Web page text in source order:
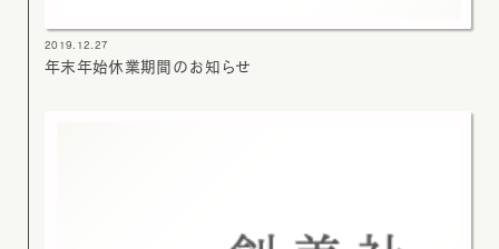
2019.12.27
年末年始休業期間のお知らせ